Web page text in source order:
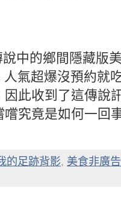
中的鄉間隱藏版
氣超爆沒預約就
此收到了這傳說
嚐究竟是如何一回
的足跡背影, 美食非廣告